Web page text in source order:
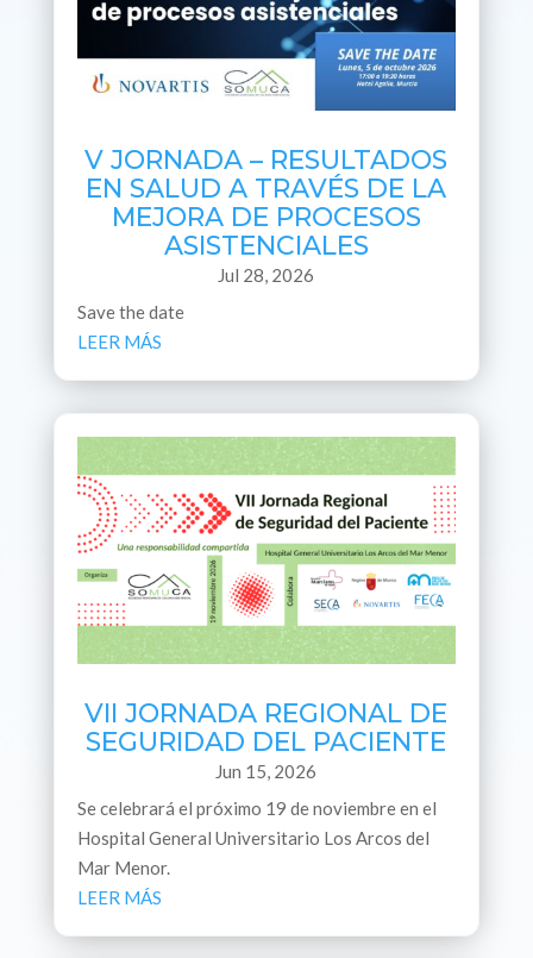
V JORNADA – RESULTADOS
EN SALUD A TRAVÉS DE LA
MEJORA DE PROCESOS
ASISTENCIALES
Jul 28, 2026
Save the date
LEER MÁS
VII JORNADA REGIONAL DE
SEGURIDAD DEL PACIENTE
Jun 15, 2026
Se celebrará el próximo 19 de noviembre en el
Hospital General Universitario Los Arcos del
Mar Menor.
LEER MÁS